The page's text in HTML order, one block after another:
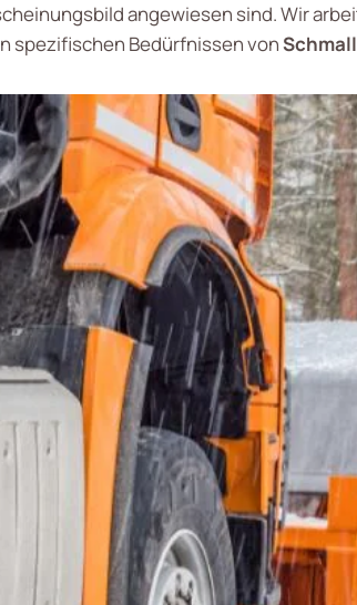
angewiesen sind. Wir
spezifischen Bedürfnissen von